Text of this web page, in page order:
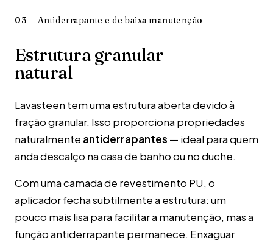
03 — Antiderrapante e de baixa manutenção
Estrutura granular
natural
Lavasteen tem uma estrutura aberta devido à
fração granular. Isso proporciona propriedades
naturalmente antiderrapantes — ideal para quem
anda descalço na casa de banho ou no duche.
Com uma camada de revestimento PU, o
aplicador fecha subtilmente a estrutura: um
pouco mais lisa para facilitar a manutenção, mas a
função antiderrapante permanece. Enxaguar